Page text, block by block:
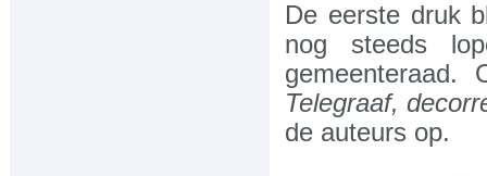
De eerste druk
nog steeds
Telegraaf,
de auteurs op.